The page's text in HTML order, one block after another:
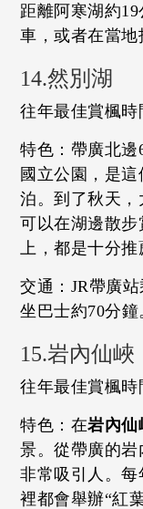
距離阿寒湖約
車，或者在當地
14.然別湖
往年最佳賞楓時
特色：帶廣北邊
國立公園，是
泊。到了秋天
可以在湖邊散
上，都是十分推
交通：JR帶廣
坐巴士約70分鐘
15.岩內仙峽
往年最佳賞楓時
特色：在岩內仙
景。從帶廣的
非常吸引人。
裡都會舉辦“紅